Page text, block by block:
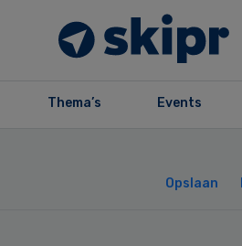
Thema’s Events
Opslaan